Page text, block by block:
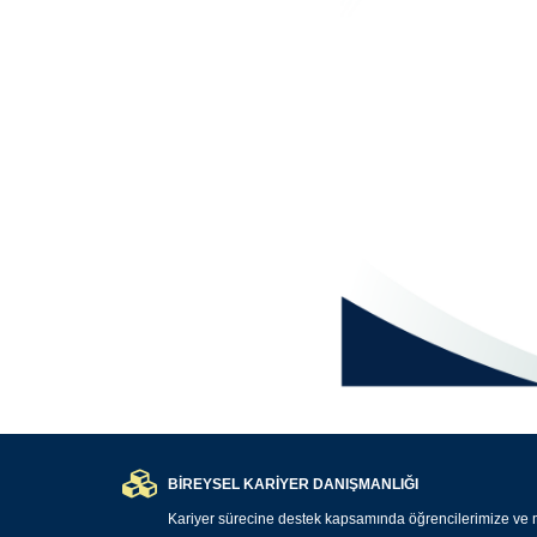
BİREYSEL KARİYER DANIŞMANLIĞI
Kariyer sürecine destek kapsamında öğrencilerimize ve